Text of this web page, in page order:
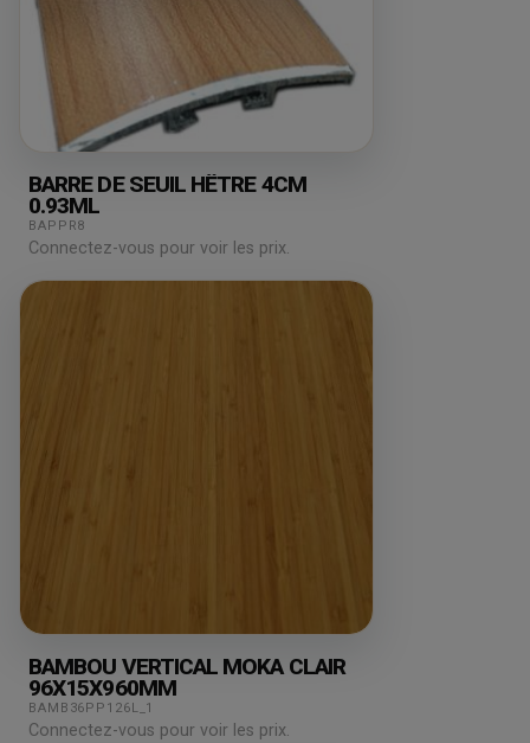
BARRE DE SEUIL HÊTRE 4CM
0.93ML
BAPPR8
Connectez-vous pour voir les prix.
BAMBOU VERTICAL MOKA CLAIR
96X15X960MM
BAMB36PP126L_1
Connectez-vous pour voir les prix.